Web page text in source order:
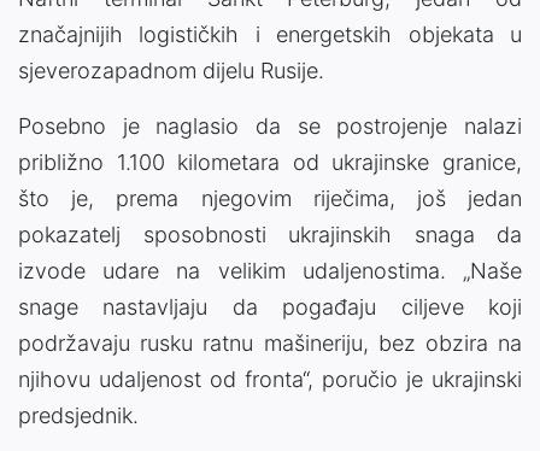
značajnijih logističkih i energetskih objekata u
sjeverozapadnom dijelu Rusije.
Posebno je naglasio da se postrojenje nalazi
približno 1.100 kilometara od ukrajinske granice,
što je, prema njegovim riječima, još jedan
pokazatelj sposobnosti ukrajinskih snaga da
izvode udare na velikim udaljenostima. „Naše
snage nastavljaju da pogađaju ciljeve koji
podržavaju rusku ratnu mašineriju, bez obzira na
njihovu udaljenost od fronta“, poručio je ukrajinski
predsjednik.